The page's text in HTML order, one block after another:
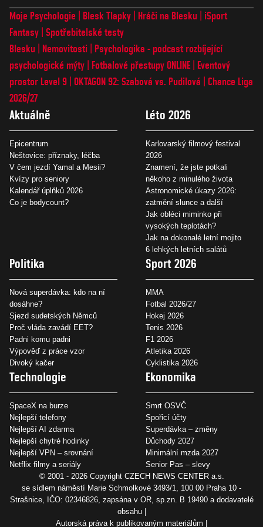
Moje Psychologie Blesk Tlapky Hráči na Blesku
iSport
Fantasy Spotřebitelské testy
Blesku
Nemovitosti
Psychologika - podcast rozbíjející
psychologické mýty
Fotbalové přestupy ONLINE
Eventový
prostor Level 9 OKTAGON 92: Szabová vs. Pudilová
Chance Liga
2026/27
Aktuálně
Epicentrum
Neštovice: příznaky, léčba
V čem jezdí Yamal a Mesii?
Kvízy pro seniory
Kalendář úplňků 2026
Co je bodycount?
Léto 2026
Karlovarský filmový festival
2026
Znamení, že jste potkali
někoho z minulého života
Astronomické úkazy 2026:
zatmění slunce a další
Jak obléci miminko při
vysokých teplotách?
Jak na dokonalé letní mojito
6 lehkých letních salátů
Politika
Nová superdávka: kdo na ní
dosáhne?
Sjezd sudetských Němců
Proč vláda zavádí EET?
Padni komu padni
Výpověď z práce vzor
Divoký kačer
Sport 2026
MMA
Fotbal 2026/27
Hokej 2026
Tenis 2026
F1 2026
Atletika 2026
Cyklistika 2026
Technologie
SpaceX na burze
Nejlepší telefony
Nejlepší AI zdarma
Nejlepší chytré hodinky
Nejlepší VPN – srovnání
Netflix filmy a seriály
Ekonomika
Smrt OSVČ
Spořicí účty
Superdávka – změny
Důchody 2027
Minimální mzda 2027
Senior Pas – slevy
© 2001 - 2026 Copyright CZECH NEWS CENTER a.s.
se sídlem náměstí Marie Schmolkové 3493/1, 100 00 Praha 10 -
Strašnice, IČO: 02346826, zapsána v OR, sp.zn. B 19490 a dodavatelé
obsahu
Autorská práva k publikovaným materiálům